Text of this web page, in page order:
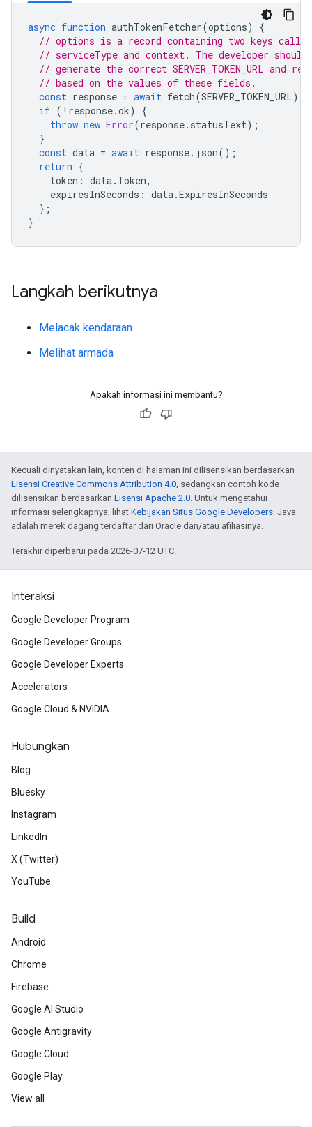
async function authTokenFetcher(options)
{
// options is a record containing two keys called
// serviceType and context. The developer should
// generate the correct SERVER_TOKEN_URL and
// based on the values of these fields.
const response = await fetch(SERVER_TOKEN_URL);
if ( ! response.ok)
{
throw new Error(response. statusText);
}
const data = await response. json();
return {
token : data. Token,
expiresInSeconds : data.ExpiresInSeconds
};
}
Langkah berikutnya
Melacak kendaraan
Melihat armada
Apakah informasi ini membantu?
Kecuali dinyatakan lain, konten di halaman ini dilisensikan berdasarkan
Lisensi Creative Commons Attribution 4.0, sedangkan contoh kode
dilisensikan berdasarkan Lisensi Apache 2.0. Untuk mengetahui
informasi selengkapnya, lihat Kebijakan Situs Google Developers. Java
adalah merek dagang terdaftar dari Oracle dan/atau afiliasinya.
Terakhir diperbarui pada 2026-07-12 UTC.
Interaksi
Google Developer Program
Google Developer Groups
Google Developer Experts
Accelerators
Google Cloud & NVIDIA
Hubungkan
Blog
Bluesky
Instagram
LinkedIn
X (Twitter)
YouTube
Build
Android
Chrome
Firebase
Google AI Studio
Google Antigravity
Google Cloud
Google Play
View all